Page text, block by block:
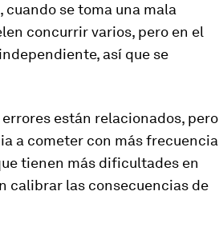
se toma una mala
concurrir varios, pero en el
así que se
están relacionados, pero
a cometer con más frecuencia
tienen más dificultades en
calibrar las consecuencias de